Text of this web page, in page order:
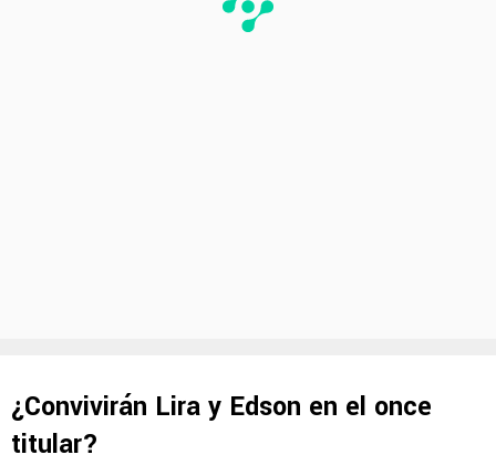
¿Convivirán Lira y Edson en el once
titular?